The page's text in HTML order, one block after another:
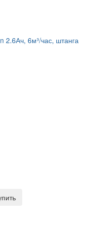
2.6Ач, 6м³/час, штанга